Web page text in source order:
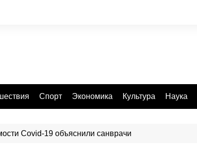
Спорт Экономика Культура Наука
Covid-19 объяснили санврачи